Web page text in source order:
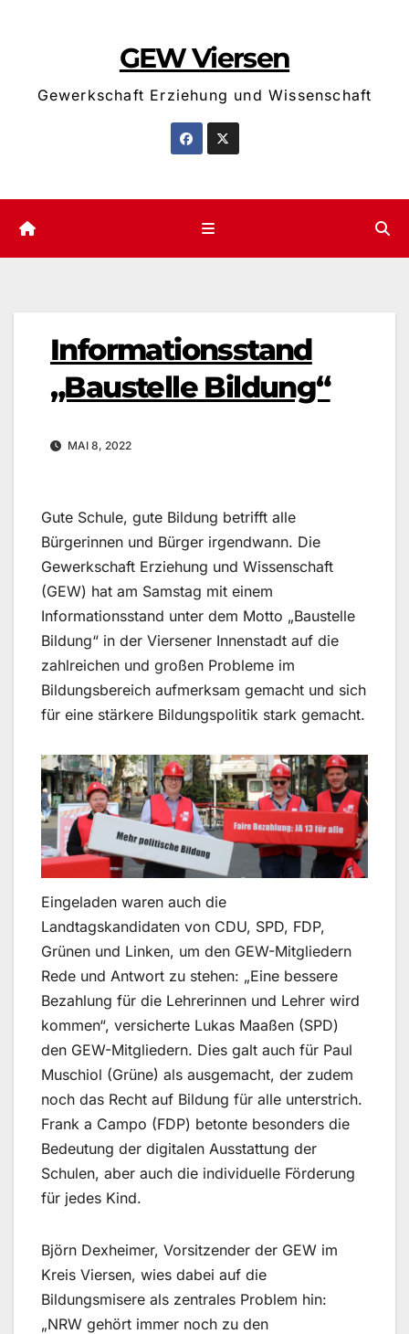
GEW Viersen
Gewerkschaft Erziehung und Wissenschaft
Informationsstand
„Baustelle Bildung“
MAI 8, 2022
Gute Schule, gute Bildung betrifft alle
Bürgerinnen und Bürger irgendwann. Die
Gewerkschaft Erziehung und Wissenschaft
(GEW) hat am Samstag mit einem
Informationsstand unter dem Motto „Baustelle
Bildung“ in der Viersener Innenstadt auf die
zahlreichen und großen Probleme im
Bildungsbereich aufmerksam gemacht und sich
für eine stärkere Bildungspolitik stark gemacht.
Eingeladen waren auch die
Landtagskandidaten von CDU, SPD, FDP,
Grünen und Linken, um den GEW-Mitgliedern
Rede und Antwort zu stehen: „Eine bessere
Bezahlung für die Lehrerinnen und Lehrer wird
kommen“, versicherte Lukas Maaßen (SPD)
den GEW-Mitgliedern. Dies galt auch für Paul
Muschiol (Grüne) als ausgemacht, der zudem
noch das Recht auf Bildung für alle unterstrich.
Frank a Campo (FDP) betonte besonders die
Bedeutung der digitalen Ausstattung der
Schulen, aber auch die individuelle Förderung
für jedes Kind.
Björn Dexheimer, Vorsitzender der GEW im
Kreis Viersen, wies dabei auf die
Bildungsmisere als zentrales Problem hin:
„NRW gehört immer noch zu den